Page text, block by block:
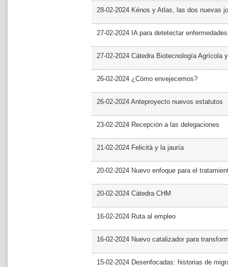
28-02-2024 Kénos y Atlas, las dos nuevas
27-02-2024 IA para detetectar
27-02-2024 Cátedra Biotecnología Agrícola
26-02-2024 ¿Cómo envejecemos?
26-02-2024 Anteproyecto nuevos estatutos
23-02-2024 Recepción a las delegaciones
21-02-2024 Felicità y la jauría
20-02-2024 Nuevo enfoque para el
20-02-2024 Cátedra CHM
16-02-2024 Ruta al empleo
16-02-2024 Nuevo catalizador para
15-02-2024 Desenfocadas: historias de